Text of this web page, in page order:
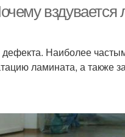
Наиболее
ламината, а также